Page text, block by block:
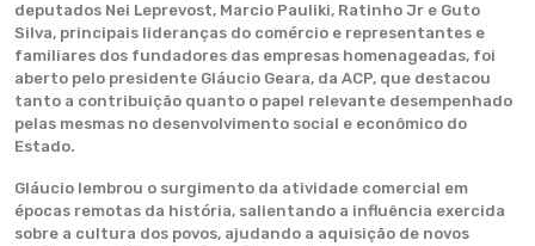
deputados Nei Leprevost, Marcio Pauliki, Ratinho Jr e Guto
Silva, principais lideranças do comércio e representantes e
familiares dos fundadores das empresas homenageadas, foi
aberto pelo presidente Gláucio Geara, da ACP, que destacou
tanto a contribuição quanto o papel relevante desempenhado
pelas mesmas no desenvolvimento social e econômico do
Estado.
Gláucio lembrou o surgimento da atividade comercial em
épocas remotas da história, salientando a influência exercida
sobre a cultura dos povos, ajudando a aquisição de novos